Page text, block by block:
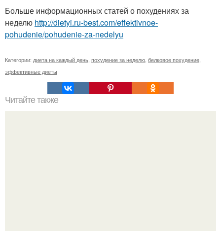
Больше информационных статей о похудениях за
неделю http://dietyi.ru-best.com/effektivnoe-
pohudenie/pohudenie-za-nedelyu
Категории: диета на каждый день похудение за неделю белковое похудение
эффективные диеты
Читайте также